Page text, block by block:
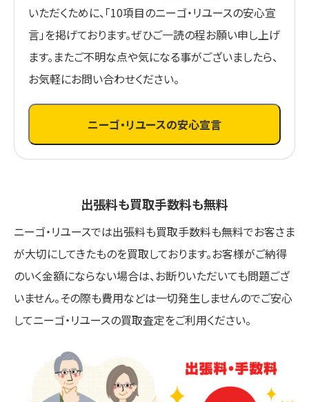
いただくために、「10項目のニーゴ・リユースの安心宣
言」を掲げております。ぜひご一読の程お願い申し上げ
ます。またご不明な点や気になる事がございましたら、
お気軽にお問い合わせください。
ニーゴ・リユースの安心宣言
出張料も買取手数料も無料
ニーゴ・リユースでは出張料も買取手数料も無料でお客さま
が大切にしてきたものを買取しております。お客様がご納得
のいく金額にならない場合は、お断りいただいても問題ござ
いません。その際も費用などは一切発生しませんのでご安心
してニーゴ・リユースの買取査定をご利用ください。